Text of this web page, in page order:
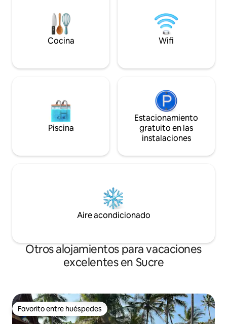
Cocina Wifi
Piscina
Estacionamiento
gratuito en las
instalaciones
Aire acondicionado
Otros alojamientos para vacaciones
excelentes en Sucre
Favorito entre huéspedes
Favorito entre huéspedes